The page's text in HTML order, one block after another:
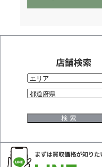
店舗検索